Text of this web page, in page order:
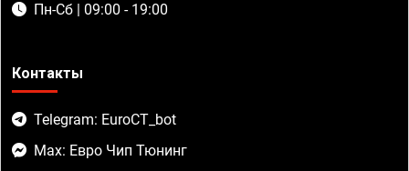
Пн-Сб | 09:00 - 19:00
Контакты
Telegram: EuroCT_bot
Max: Евро Чип Тюнинг